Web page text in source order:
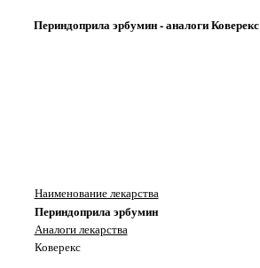
Периндоприла эрбумин - аналоги Коверекс
Наименование лекарства
Периндоприла эрбумин
Аналоги лекарства
Коверекс